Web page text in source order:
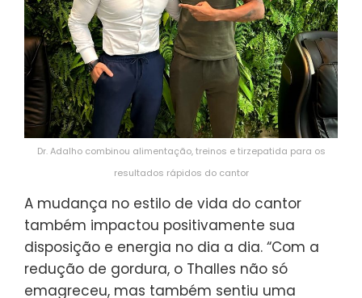
Dr. Adalho combinou alimentação, treinos e tirzepatida para os
resultados rápidos do cantor
A mudança no estilo de vida do cantor
também impactou positivamente sua
disposição e energia no dia a dia. “Com a
redução de gordura, o Thalles não só
emagreceu, mas também sentiu uma